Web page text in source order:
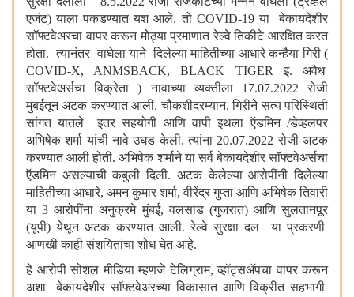
एजंट) याला पकडण्यात यश आले. तो COVID-19 या बेकायदेशीर
सॉफ्टवेअरचा वापर करून मोठ्या प्रमाणात रेल्वे तिकीटे आरक्षित करत
होता. त्यानंतर वाघेला याने दिलेल्या माहितीच्या आधारे कन्हैया गिरी (
COVID-X, ANMSBACK, BLACK TIGER इ. अवैध
सॉफ्टवेअर्सचा विक्रेता ) नावाच्या व्यक्तीला 17.07.2022 रोजी
मुंबईतून अटक करण्यात आली. चौकशीदरम्यान, गिरीने सत्य परिस्थिती
सांगत यातले इतर सहयोगी आणि वापी इथला ऍडमिन /डेव्हलपर
अभिषेक शर्मा यांची नावे उघड केली. त्यांना 20.07.2022 रोजी अटक
करण्यात आली होती. अभिषेक शर्माने या सर्व बेकायदेशीर सॉफ्टवेअर्सचा
ऍडमिन असल्याची कबुली दिली. अटक केलेल्या आरोपींनी दिलेल्या
माहितीच्या आधारे, अमन कुमार शर्मा, वीरेंद्र गुप्ता आणि अभिषेक तिवारी
या 3 आरोपींना अनुक्रमे मुंबई, वलसाड (गुजरात) आणि सुलतानपूर
(यूपी) येथून अटक करण्यात आली. रेल्वे सुरक्षा दल या प्रकरणी
आणखी काही संशयितांचा शोध घेत आहे.
हे आरोपी सोशल मीडिया म्हणजे टेलिग्राम, व्हॉट्सॲपचा वापर करून
अशा बेकायदेशीर सॉफ्टवेअरच्या विकासात आणि विक्रीत सहभागी